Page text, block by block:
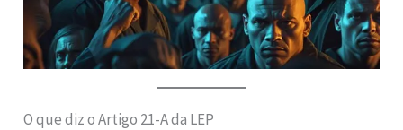
O que diz o Artigo 21-A da LEP